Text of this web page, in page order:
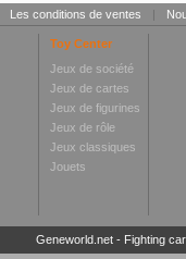
Les conditions de ventes |
Toy Center
Jeux de société
Jeux de cartes
Jeux de figurines
Jeux de rôle
Jeux classiques
Jouets
Geneworld.net- Fighting